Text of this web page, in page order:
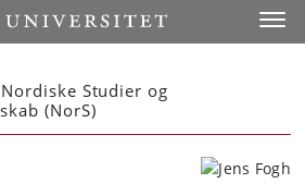
Studier og
(NorS)